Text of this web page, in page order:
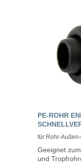
PE-ROHR
für Rohr-
Geeignet
und